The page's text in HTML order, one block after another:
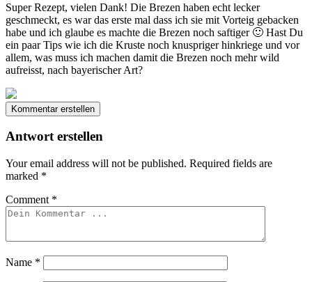
Super Rezept, vielen Dank! Die Brezen haben echt lecker
geschmeckt, es war das erste mal dass ich sie mit Vorteig gebacken
habe und ich glaube es machte die Brezen noch saftiger 🙂 Hast Du
ein paar Tips wie ich die Kruste noch knuspriger hinkriege und vor
allem, was muss ich machen damit die Brezen noch mehr wild
aufreisst, nach bayerischer Art?
Kommentar erstellen
Antwort erstellen
Your email address will not be published. Required fields are
marked *
Comment *
Name *